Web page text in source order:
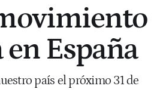
España
país el próximo 31 de